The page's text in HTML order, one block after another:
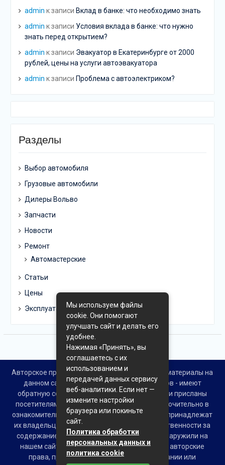
admin к записи Вклад в банке: что необходимо знать
admin к записи Условия вклада в банке: что нужно
знать перед открытием?
admin к записи Эвакуатор в Екатеринбурге от 2000
рублей, цены на услуги автоэвакуатора
admin к записи Проблема с автоэлектриком?
Разделы
Выбор автомобиля
Грузовые автомобили
Дилеры Вольво
Запчасти
Новости
Ремонт
Автомастерские
Статьи
Цены
Эксплуатация
Авторское право © Все права защищены. Все материалы на
данном сайте взяты из открытых источников - имеют
обратную ссылку на материал в интернете или присланы
посетителями сайта и предоставляются исключительно в
ознакомительных целях. Права на материалы принадлежат
их владельцам. Администрация сайта ответственности за
содержание материала не несет. Если Вы обнаружили на
нашем сайте материалы, которые нарушают авторские
права, принадлежащие Вам, Вашей компании или
Мы используем файлы
cookie. Они помогают
улучшать сайт и делать его
удобнее.
Нажимая «Принять», вы
соглашаетесь с их
использованием и
передачей данных сервису
веб-аналитики. Если нет —
измените настройки
браузера или покиньте
сайт.
Политика обработки
персональных данных и
политика cookie